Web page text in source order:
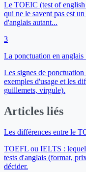
Le TOEIC (test of
qui ne le savent pas est
d'anglais autant...
3
La ponctuation en anglais
Les signes de
exemples d'usage et les
guillemets, virgule).
Articles liés
Les différences entre le
TOEFL ou IELTS :
tests d'anglais (format,
décider.